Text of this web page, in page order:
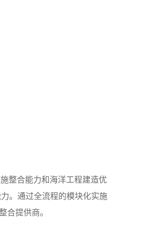
整合能力和海洋工程建造优
。通过全流程的模块化实施
提供商。